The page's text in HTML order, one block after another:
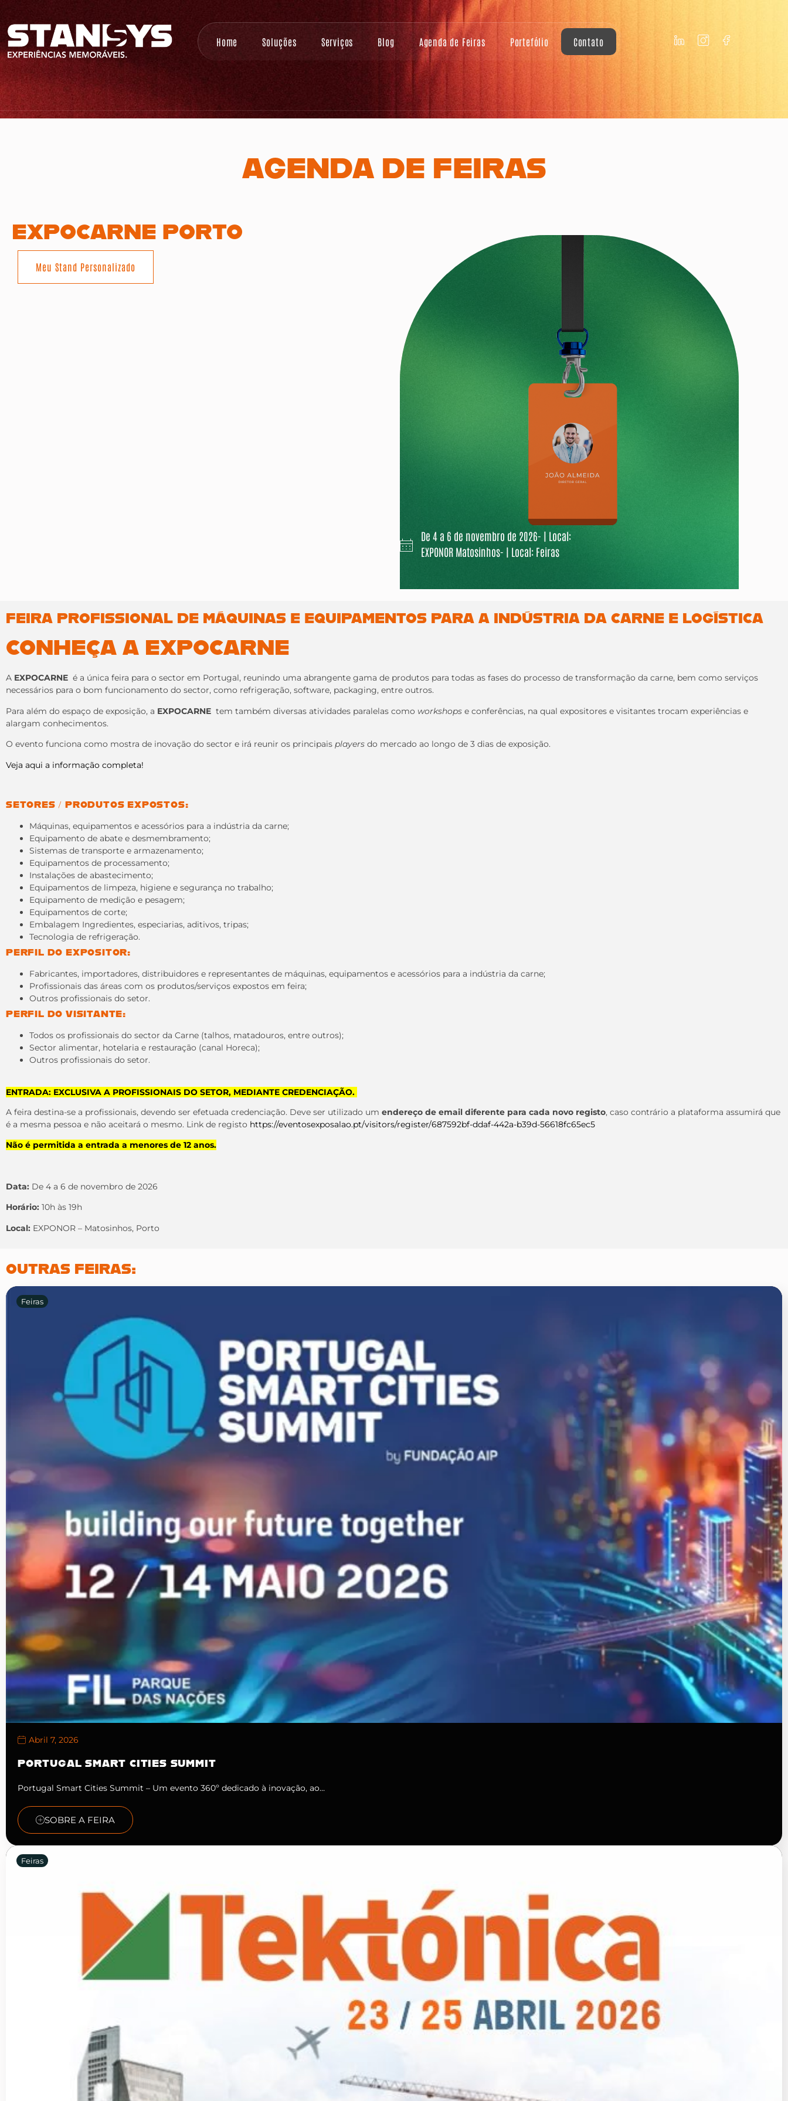
Home Soluções Serviços Blog Agenda de Feiras Portefólio Contato
AGENDA DE FEIRAS
EXPOCARNE PORTO
Meu Stand Personalizado
De 4 a 6 de novembro de 2026- | Local:
EXPONOR Matosinhos- | Local: Feiras
FEIRA PROFISSIONAL DE MÁQUINAS E EQUIPAMENTOS PARA A INDÚSTRIA DA CARNE E LOGÍSTICA
CONHEÇA A EXPOCARNE
A EXPOCARNE é a única feira para o sector em Portugal, reunindo uma abrangente gama de produtos para todas as fases do processo de transformação da carne, bem como serviços
necessários para o bom funcionamento do sector, como refrigeração, software, packaging, entre outros.
Para além do espaço de exposição, a EXPOCARNE tem também diversas atividades paralelas como workshops e conferências, na qual expositores e visitantes trocam experiências e
alargam conhecimentos.
O evento funciona como mostra de inovação do sector e irá reunir os principais players do mercado ao longo de 3 dias de exposição.
Veja aqui a informação completa!
SETORES / PRODUTOS EXPOSTOS:
Máquinas, equipamentos e acessórios para a indústria da carne;
Equipamento de abate e desmembramento;
Sistemas de transporte e armazenamento;
Equipamentos de processamento;
Instalações de abastecimento;
Equipamentos de limpeza, higiene e segurança no trabalho;
Equipamento de medição e pesagem;
Equipamentos de corte;
Embalagem Ingredientes, especiarias, aditivos, tripas;
Tecnologia de refrigeração.
PERFIL DO EXPOSITOR:
Fabricantes, importadores, distribuidores e representantes de máquinas, equipamentos e acessórios para a indústria da carne;
Profissionais das áreas com os produtos/serviços expostos em feira;
Outros profissionais do setor.
PERFIL DO VISITANTE:
Todos os profissionais do sector da Carne (talhos, matadouros, entre outros);
Sector alimentar, hotelaria e restauração (canal Horeca);
Outros profissionais do setor.
ENTRADA: EXCLUSIVA A PROFISSIONAIS DO SETOR, MEDIANTE CREDENCIAÇÃO.
A feira destina-se a profissionais, devendo ser efetuada credenciação. Deve ser utilizado um endereço de email diferente para cada novo registo, caso contrário a plataforma assumirá que
é a mesma pessoa e não aceitará o mesmo. Link de registo https://eventosexposalao.pt/visitors/register/687592bf-ddaf-442a-b39d-56618fc65ec5
Não é permitida a entrada a menores de 12 anos.
Data: De 4 a 6 de novembro de 2026
Horário: 10h às 19h
Local: EXPONOR – Matosinhos, Porto
OUTRAS FEIRAS:
Feiras
Abril 7, 2026
PORTUGAL SMART CITIES SUMMIT
Portugal Smart Cities Summit – Um evento 360º dedicado à inovação, ao…
SOBRE A FEIRA
Feiras